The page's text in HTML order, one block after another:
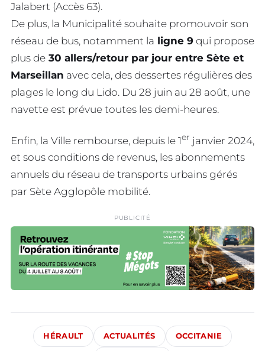
Jalabert (Accès 63).
De plus, la Municipalité souhaite promouvoir son
réseau de bus, notamment la ligne 9 qui propose
plus de 30 allers/retour par jour entre Sète et
Marseillan avec cela, des dessertes régulières des
plages le long du Lido. Du 28 juin au 28 août, une
navette est prévue toutes les demi-heures.
Enfin, la Ville rembourse, depuis le 1er janvier 2024,
et sous conditions de revenus, les abonnements
annuels du réseau de transports urbains gérés
par Sète Agglopôle mobilité.
PUBLICITÉ
HÉRAULT ACTUALITÉS OCCITANIE